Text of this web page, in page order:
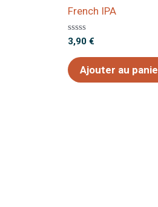
French IPA
Note
sur
5
3,90 €
Ajouter au